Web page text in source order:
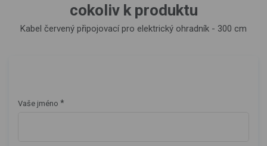
cokoliv k produktu
Kabel červený připojovací pro elektrický ohradník - 300 cm
Vaše jméno *